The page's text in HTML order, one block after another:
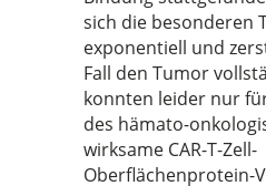
sich die besonderen
exponentiell und
Fall den Tumor
konnten leider nur
des hämato-
wirksame CAR-T-Zell-
Oberflächenprotein-